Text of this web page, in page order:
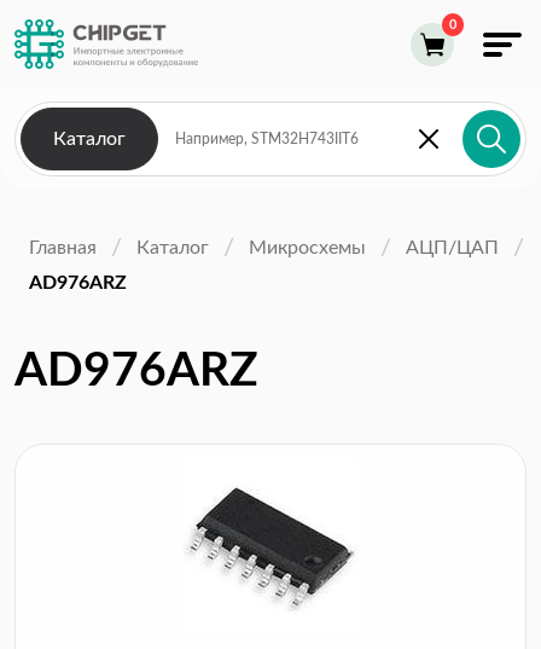
Каталог
Главная Каталог Микросхемы
АЦП/ЦАП
AD976ARZ
AD976ARZ